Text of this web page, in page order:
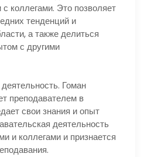
коллегами. Это позволяет
тенденций и
а также делиться
с другими
Гоман
преподавателем в
свои знания и опыт
деятельность
и коллегами и признается